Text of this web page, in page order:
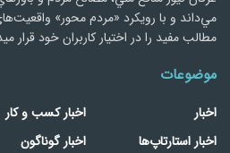
مي‌داند و با رويكرد «مردم‌ محور»
مطالب مفید را در اختیار کاربران خود قرار
موضوعات
اخبار
اخبار استارتاپ‌ها
اخبار کسب و کار
اخبار گوناگون